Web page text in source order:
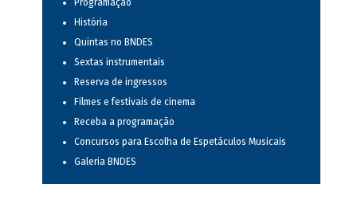
Programação
História
Quintas no BNDES
Sextas instrumentais
Reserva de ingressos
Filmes e festivais de cinema
Receba a programação
Concursos para Escolha de Espetáculos Musicais
Galeria BNDES